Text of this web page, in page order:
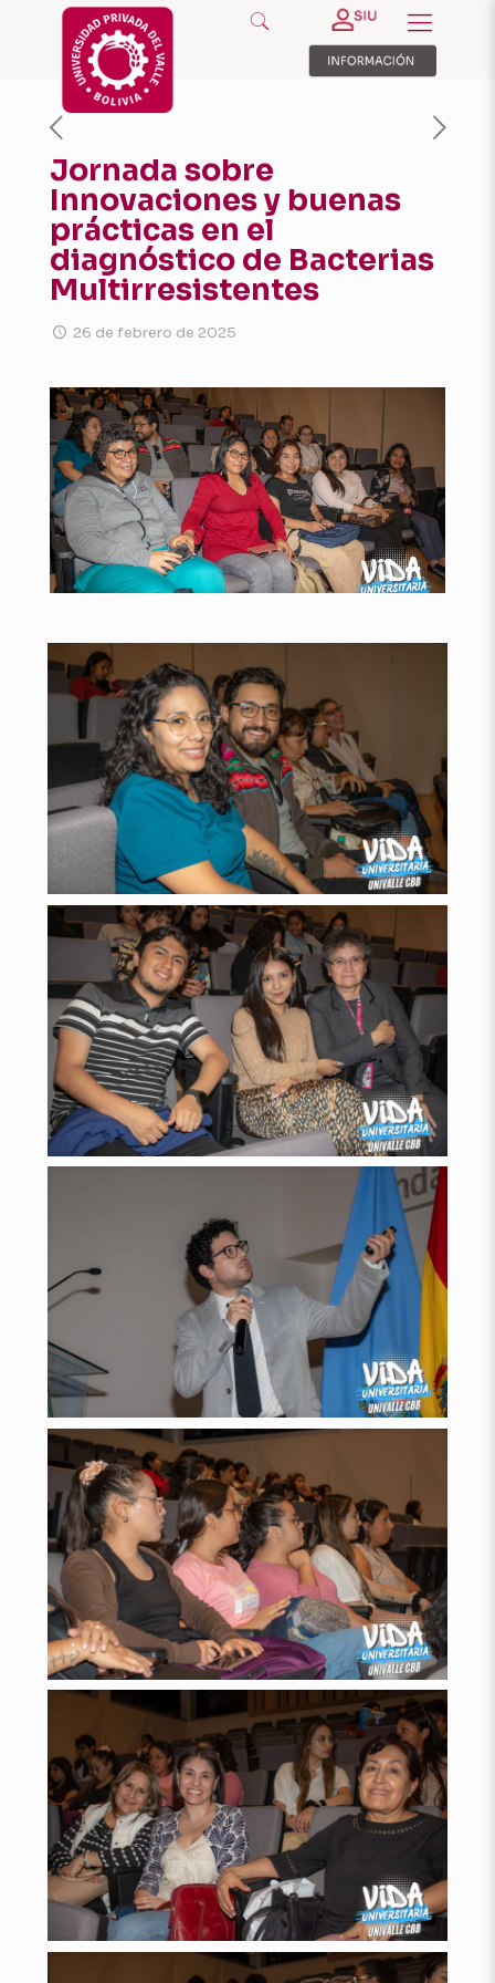
Jornada sobre
Innovaciones y buenas
prácticas en el
diagnóstico de Bacterias
Multirresistentes
26 de febrero de 2025